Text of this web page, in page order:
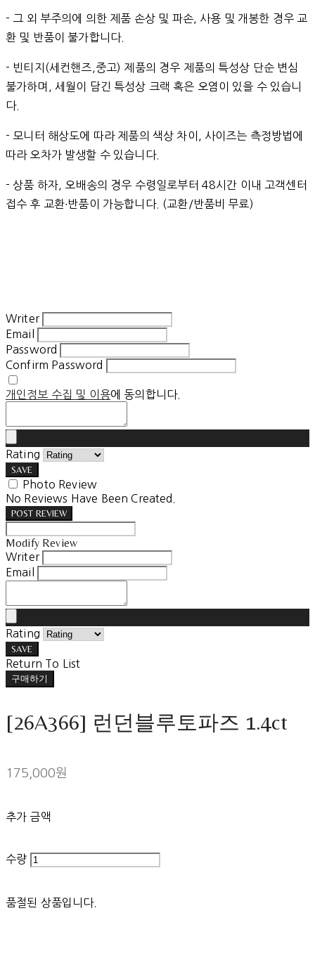
- 그 외 부주의에 의한 제품 손상 및 파손, 사용 및 개봉한 경우 교
환 및 반품이 불가합니다.
- 빈티지(세컨핸즈,중고) 제품의 경우 제품의 특성상 단순 변심
불가하며, 세월이 담긴 특성상 크랙 혹은 오염이 있을 수 있습니
다.
- 모니터 해상도에 따라 제품의 색상 차이, 사이즈는 측정방법에
따라 오차가 발생할 수 있습니다.
- 상품 하자, 오배송의 경우 수령일로부터 48시간 이내 고객센터
접수 후 교환∙반품이 가능합니다. (교환/반품비 무료)
Writer
Email
Password
Confirm Password
개인정보 수집 및 이용에 동의합니다.
Rating
SAVE
Photo Review
No Reviews Have Been Created.
POST REVIEW
Modify Review
Writer
Email
Rating
SAVE
Return To List
구매하기
[26A366] 런던블루토파즈 1.4ct
175,000원
추가 금액
수량
품절된 상품입니다.